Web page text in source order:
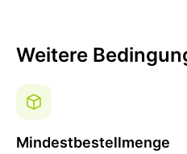
Weitere
Mindestbestellmenge